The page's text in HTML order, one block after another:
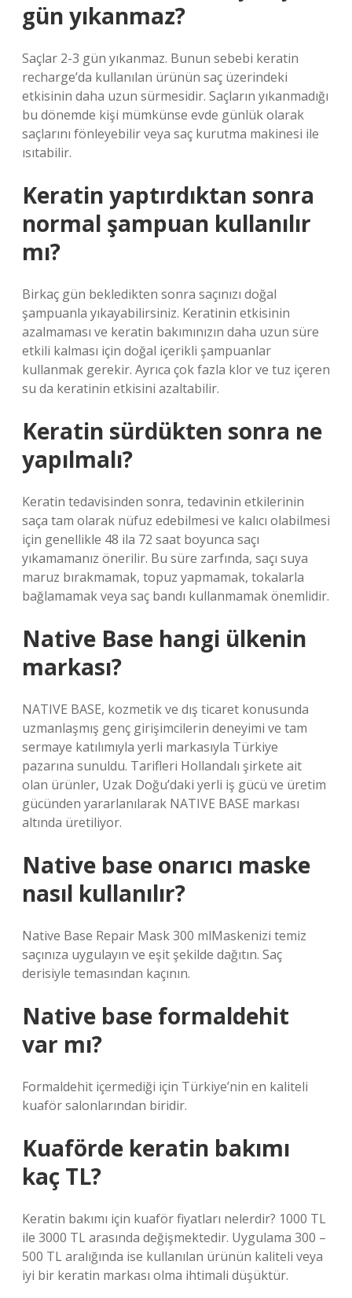
gün yıkanmaz?
Saçlar 2-3 gün yıkanmaz. Bunun sebebi keratin
recharge’da kullanılan ürünün saç üzerindeki
etkisinin daha uzun sürmesidir. Saçların yıkanmadığı
bu dönemde kişi mümkünse evde günlük olarak
saçlarını fönleyebilir veya saç kurutma makinesi ile
ısıtabilir.
Keratin yaptırdıktan sonra
normal şampuan kullanılır
mı?
Birkaç gün bekledikten sonra saçınızı doğal
şampuanla yıkayabilirsiniz. Keratinin etkisinin
azalmaması ve keratin bakımınızın daha uzun süre
etkili kalması için doğal içerikli şampuanlar
kullanmak gerekir. Ayrıca çok fazla klor ve tuz içeren
su da keratinin etkisini azaltabilir.
Keratin sürdükten sonra ne
yapılmalı?
Keratin tedavisinden sonra, tedavinin etkilerinin
saça tam olarak nüfuz edebilmesi ve kalıcı olabilmesi
için genellikle 48 ila 72 saat boyunca saçı
yıkamamanız önerilir. Bu süre zarfında, saçı suya
maruz bırakmamak, topuz yapmamak, tokalarla
bağlamamak veya saç bandı kullanmamak önemlidir.
Native Base hangi ülkenin
markası?
NATIVE BASE, kozmetik ve dış ticaret konusunda
uzmanlaşmış genç girişimcilerin deneyimi ve tam
sermaye katılımıyla yerli markasıyla Türkiye
pazarına sunuldu. Tarifleri Hollandalı şirkete ait
olan ürünler, Uzak Doğu’daki yerli iş gücü ve üretim
gücünden yararlanılarak NATIVE BASE markası
altında üretiliyor.
Native base onarıcı maske
nasıl kullanılır?
Native Base Repair Mask 300 mlMaskenizi temiz
saçınıza uygulayın ve eşit şekilde dağıtın. Saç
derisiyle temasından kaçının.
Native base formaldehit
var mı?
Formaldehit içermediği için Türkiye’nin en kaliteli
kuaför salonlarından biridir.
Kuaförde keratin bakımı
kaç TL?
Keratin bakımı için kuaför fiyatları nelerdir? 1000 TL
ile 3000 TL arasında değişmektedir. Uygulama 300 –
500 TL aralığında ise kullanılan ürünün kaliteli veya
iyi bir keratin markası olma ihtimali düşüktür.